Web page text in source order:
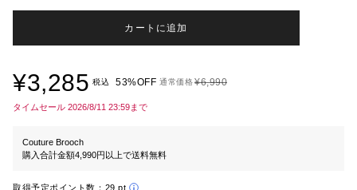
カートに追加
¥3,285 税込 53%OFF 通常価格¥6,990
タイムセール 2026/8/11 23:59まで
Couture Brooch
購入合計金額4,990円以上で送料無料
取得予定ポイント数： 29 pt